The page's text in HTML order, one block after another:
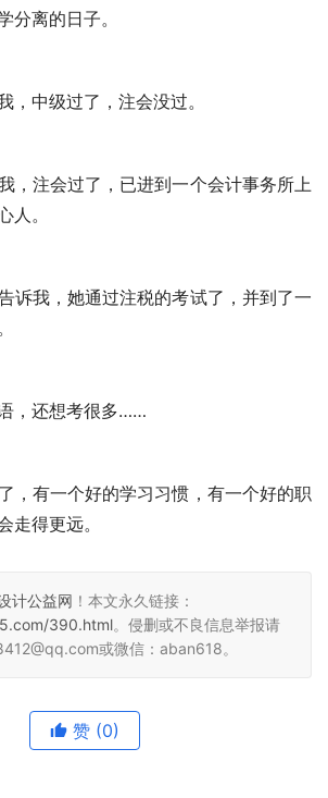
分离的日子。
，中级过了，注会没过。
，注会过了，已进到一个会计事务所上
人。
诉我，她通过注税的考试了，并到了一
，还想考很多……
，有一个好的学习习惯，有一个好的职
走得更远。
计公益网 ！本文永久链接：
390.html。侵删或不良信息举报请
或微信：aban618。
赞 (0)